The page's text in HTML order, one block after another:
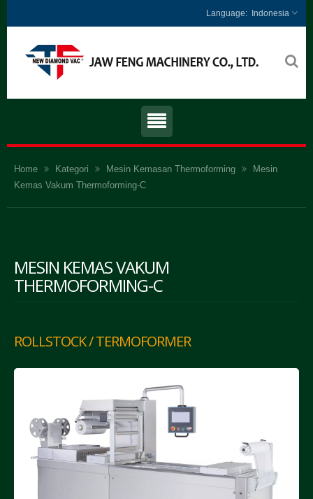
Indonesia
Home Kategori Mesin Kemasan Thermoforming
Mesin
Kemas Vakum Thermoforming-C
MESIN KEMAS VAKUM
THERMOFORMING-C
ROLLSTOCK / TERMOFORMER